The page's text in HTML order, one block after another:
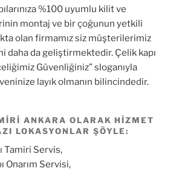
%100 uyumlu kilit ve
montaj ve bir çoğunun yetkili
olan firmamız siz müşterilerimiz
daha da geliştirmektedir. Çelik kapı
Güvenliğiniz” sloganıyla
layık olmanın bilincindedir.
ANKARA OLARAK HIZMET
LOKASYONLAR ŞÖYLE:
Tamiri Servis,
Onarım Servisi,